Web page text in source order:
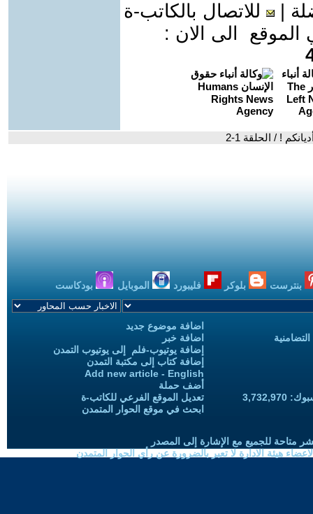
للاتصال بالكاتب-ة
الى الان :
! / الحلقة 1-2
بنترست بلوكر فليبورد الموبايل بودكاست
اضافة موضوع جديد
اضافة خبر
إضافة يوتيوب-فلم إلى يوتيوب التمدن
إضافة كتاب إلى مكتبة التمدن
Add new article - English
أضف حملة
تعديل الموقع الفرعي للكاتب-ة
ابحث في موقع الحوار المتمدن
متاحة للجميع مع الإشارة إلى المصدر
هيئة الادارة لا تعبر بالضرورة عن رأي الحوار المتمدن